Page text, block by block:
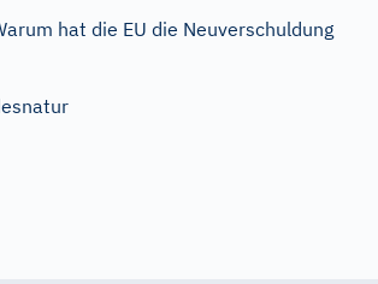
hat die EU die Neuverschuldung